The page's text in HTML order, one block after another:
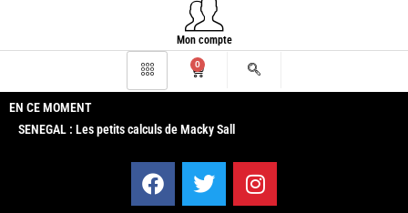
Mon compte
0
EN CE MOMENT
SENEGAL : Les petits calculs de Macky Sall